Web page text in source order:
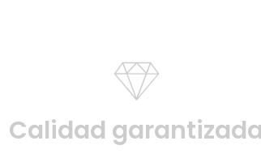
Calidad garantizada